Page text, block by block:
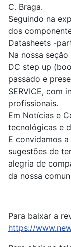
C. Braga.
Seguindo na
dos
Datasheets -
Na nossa
DC step up
passado e
SERVICE, com
profissionais.
Em Notícias e
tecnológicas e
E convidamos
sugestões de
alegria de
da nossa
Para baixar a
https://